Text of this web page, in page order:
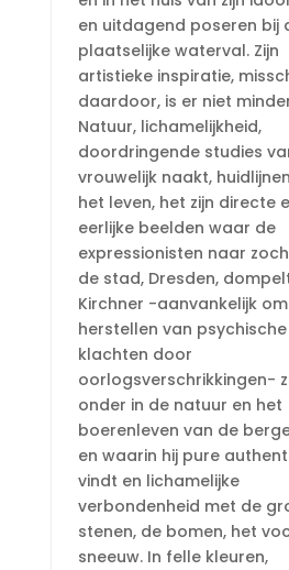
en uitdagend poseren bij
plaatselijke waterval. Zijn
artistieke inspiratie,
daardoor, is er niet
Natuur, lichamelijkheid,
doordringende studies
vrouwelijk naakt,
het leven, het zijn directe
eerlijke beelden waar de
expressionisten naar
de stad, Dresden,
Kirchner -aanvankelijk
herstellen van psychische
klachten door
oorlogsverschrikkingen-
onder in de natuur en het
boerenleven van de
en waarin hij pure
vindt en lichamelijke
verbondenheid met de
stenen, de bomen, het
sneeuw. In felle kleuren,